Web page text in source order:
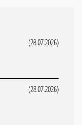
(28.07.2026)
(28.07.2026)